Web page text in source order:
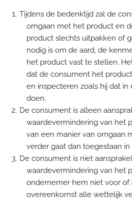
Tijdens de bedenktijd zal de
omgaan met het product en
product slechts uitpakken of
nodig is om de aard, de
het product vast te stellen.
dat de consument het
en inspecteren zoals hij dat
doen.
De consument is alleen
waardevermindering van het
van een manier van omgaan
verder gaat dan toegestaan in
De consument is niet
waardevermindering van het
ondernemer hem niet voor of
overeenkomst alle wettelijk